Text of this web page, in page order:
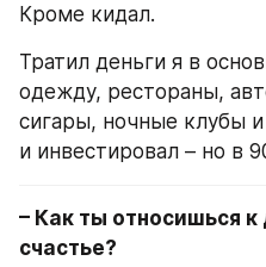
Кроме кидал.
Тратил деньги я в
одежду, рестораны,
сигары, ночные клубы
и инвестировал – но в
– Как ты относишься к
счастье?